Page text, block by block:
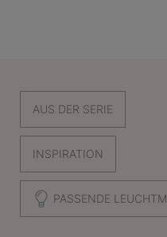
AUS DER SERIE
INSPIRATION
PASSENDE